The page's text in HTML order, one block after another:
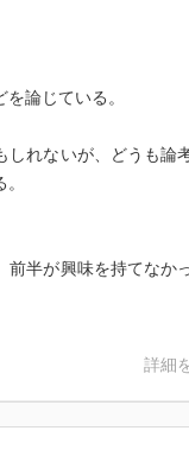
論じている。
しれないが、どうも論
前半が興味を持てなか
詳細